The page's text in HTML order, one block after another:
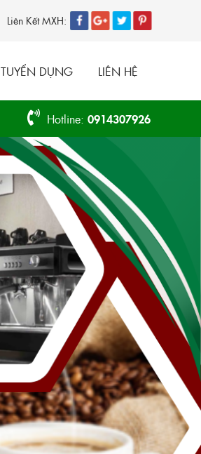
Liên Kết MXH:
TUYỂN DỤNG LIÊN HỆ
Hotline: 0914307926
MÁY PHA CAFE CRM 3200B +
MÁY XAY 020
16.900.000đ
COMBO GEMILAI CRM 3200B
VÀ CỐI XAY 020
19.900.000đ 15.900.000đ